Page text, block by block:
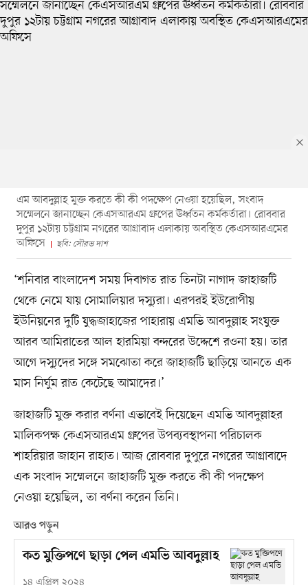
এম আবদুল্লাহ মুক্ত করতে কী কী পদক্ষেপ নেওয়া হয়েছিল, সংবাদ
সম্মেলনে জানাচ্ছেন কেএসআরএম গ্রুপের ঊর্ধ্বতন কর্মকর্তারা। রোববার
দুপুর ১২টায় চট্টগ্রাম নগরের আগ্রাবাদ এলাকায় অবস্থিত কেএসআরএমের
অফিসে
ছবি: সৌরভ দাশ
‘শনিবার বাংলাদেশ সময় দিবাগত রাত তিনটা নাগাদ জাহাজটি
থেকে নেমে যায় সোমালিয়ার দস্যুরা। এরপরই ইউরোপীয়
ইউনিয়নের দুটি যুদ্ধজাহাজের পাহারায় এমভি আবদুল্লাহ সংযুক্ত
আরব আমিরাতের আল হারমিয়া বন্দরের উদ্দেশে রওনা হয়। তার
আগে দস্যুদের সঙ্গে সমঝোতা করে জাহাজটি ছাড়িয়ে আনতে এক
মাস নির্ঘুম রাত কেটেছে আমাদের।’
জাহাজটি মুক্ত করার বর্ণনা এভাবেই দিয়েছেন এমভি আবদুল্লাহর
মালিকপক্ষ কেএসআরএম গ্রুপের উপব্যবস্থাপনা পরিচালক
শাহরিয়ার জাহান রাহাত। আজ রোববার দুপুরে নগরের আগ্রাবাদে
এক সংবাদ সম্মেলনে জাহাজটি মুক্ত করতে কী কী পদক্ষেপ
নেওয়া হয়েছিল, তা বর্ণনা করেন তিনি।
আরও পড়ুন
কত মুক্তিপণে ছাড়া পেল এমভি আবদুল্লাহ
১৪ এপ্রিল ২০২৪